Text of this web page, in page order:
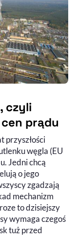
czyli
prądu
przyszłości
węgla (EU
Jedni chcą
o jego
zgadzają
mechanizm
to dzisiejszy
wymaga czegoś
tuż przed